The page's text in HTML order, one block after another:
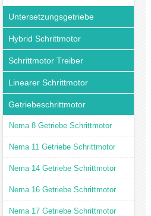
Untersetzungsgetriebe
Hybrid Schrittmotor
Schrittmotor Treiber
Linearer Schrittmotor
Getriebeschrittmotor
Nema 8 Getriebe Schrittmotor
Nema 11 Getriebe Schrittmotor
Nema 14 Getriebe Schrittmotor
Nema 16 Getriebe Schrittmotor
Nema 17 Getriebe Schrittmotor